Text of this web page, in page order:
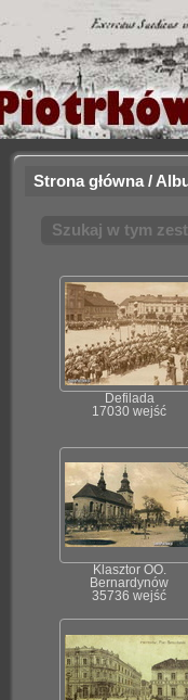
Strona główna/
Szukaj w tym
Defilada
17030 wejść
Klasztor OO.
Bernardynów
35736 wejść